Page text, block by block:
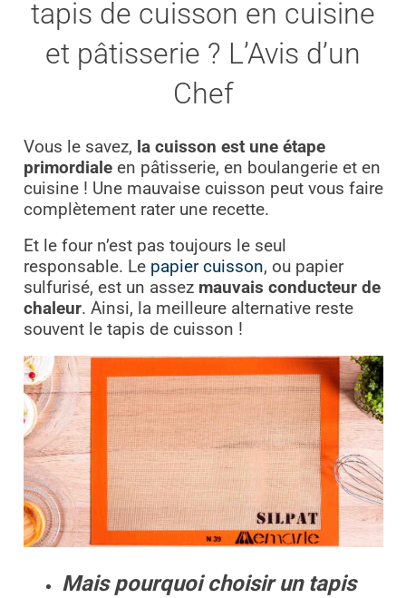
tapis de cuisson en cuisine
et pâtisserie ? L’Avis d’un
Chef
Vous le savez, la cuisson est une étape
primordialeen pâtisserie, en boulangerie et en
cuisine ! Une mauvaise cuisson peut vous faire
complètement rater une recette.
Et le four n’est pas toujours le seul
responsable. Le papier cuisson, ou papier
sulfurisé, est un assez mauvais conducteur de
chaleur. Ainsi, la meilleure alternative reste
souvent le tapis de cuisson !
Mais pourquoi choisir un tapis